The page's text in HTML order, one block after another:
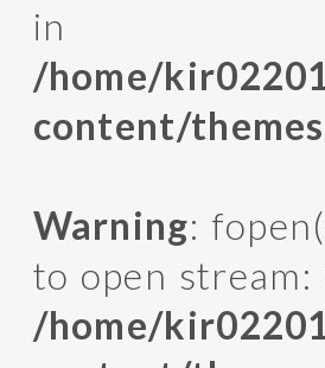
in
/home/
content/
Warning:
to open
/home/